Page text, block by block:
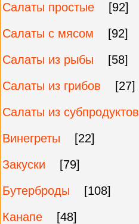
Салаты простые
[92]
Салаты с мясом
[92]
Салаты из рыбы
[58]
Салаты из грибов
[27]
Салаты из субпродуктов
Винегреты
[22]
Закуски
[79]
Бутерброды
[108]
Канапе
[48]